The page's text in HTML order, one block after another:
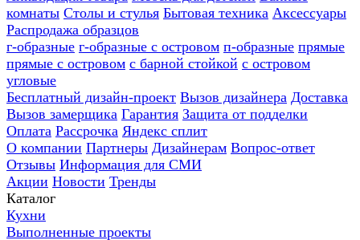
комнаты Столы и стулья Бытовая техника Аксессуары
Распродажа образцов
г-образные г-образные с островом п-образные прямые
прямые с островом с барной стойкой с островом
угловые
Бесплатный дизайн-проект Вызов дизайнера Доставка
Вызов замерщика Гарантия Защита от подделки
Оплата Рассрочка Яндекс сплит
О компании Партнеры Дизайнерам Вопрос-ответ
Отзывы Информация для СМИ
Акции Новости Тренды
Каталог
Кухни
Выполненные проекты